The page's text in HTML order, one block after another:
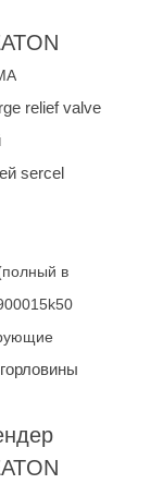
relief valve
sercel
в